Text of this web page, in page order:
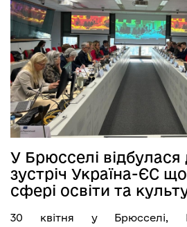
У Брюсселі
зустріч Україна-ЄС
сфері освіти та
30 квітня у Брюсселі,